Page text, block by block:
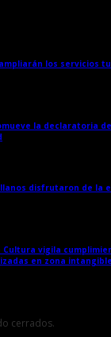
los servicios
la declaratoria
disfrutaron de la
Cultura vigila
en zona intangible
cerrados.